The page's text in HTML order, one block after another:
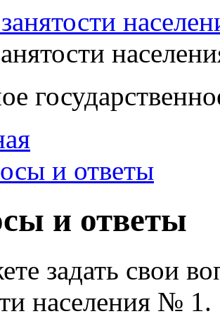
и ответы
и ответы
задать свои
населения № 1.